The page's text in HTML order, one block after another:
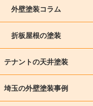
外壁塗装コラム
折板屋根の塗装
テナントの天井塗装
埼玉の外壁塗装事例